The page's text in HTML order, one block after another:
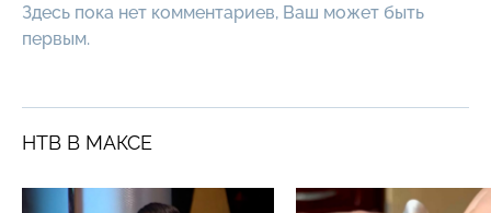
Здесь пока нет комментариев, Ваш может быть
первым.
НТВ В МАКСЕ